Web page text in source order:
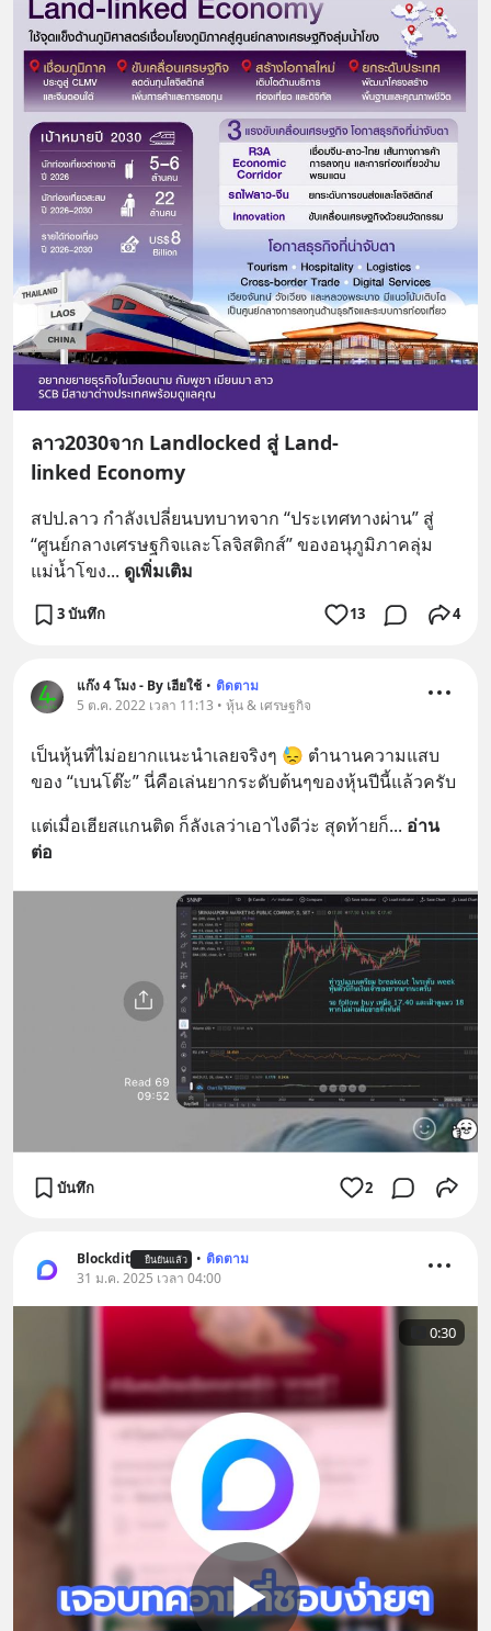
ลาว2030จาก Landlocked สู่ Land-
linked Economy
สปป.ลาว กำลังเปลี่ยนบทบาทจาก “ประเทศทางผ่าน” สู่
“ศูนย์กลางเศรษฐกิจและโลจิสติกส์” ของอนุภูมิภาคลุ่ม
แม่น้ำโขง... ดูเพิ่มเติม
3 บันทึก 13 4
แก๊ง 4 โมง - By เฮียใช้ • ติดตาม
5 ต.ค. 2022 เวลา 11:13 • หุ้น & เศรษฐกิจ
เป็นหุ้นที่ไม่อยากแนะนำเลยจริงๆ 😓 ตำนานความแสบ
ของ “เบนโต๊ะ” นี่คือเล่นยากระดับต้นๆของหุ้นปีนี้แล้วครับ
แต่เมื่อเฮียสแกนติด ก็ลังเลว่าเอาไงดีว่ะ สุดท้ายก็... อ่าน
ต่อ
บันทึก 2
Blockdit ยืนยันแล้ว • ติดตาม
31 ม.ค. 2025 เวลา 04:00
0:30